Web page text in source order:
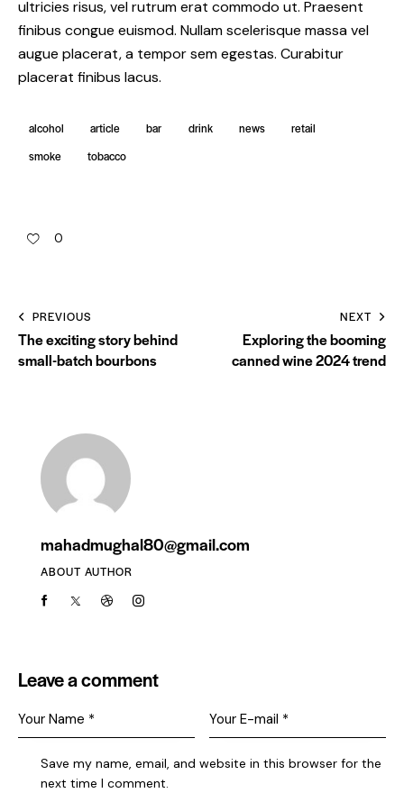
ultricies risus, vel rutrum erat commodo ut. Praesent
finibus congue euismod. Nullam scelerisque massa vel
augue placerat, a tempor sem egestas. Curabitur
placerat finibus lacus.
alcohol article bar drink news
retail
smoke
tobacco
0
PREVIOUS
The exciting story behind
small-batch bourbons
NEXT
Exploring the booming
canned wine 2024 trend
mahadmughal80@gmail.com
ABOUT AUTHOR
Leave a comment
Save my name, email, and website in this browser for the
next time I comment.